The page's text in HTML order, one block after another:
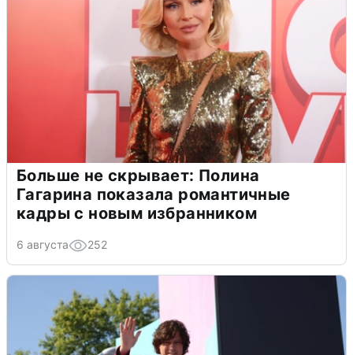
Больше не скрывает: Полина
Гагарина показала романтичные
кадры с новым избранником
6 августа 252